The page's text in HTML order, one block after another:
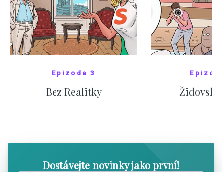
Epizoda 3
Bez Realitky
Dostávejte novinky jako první!